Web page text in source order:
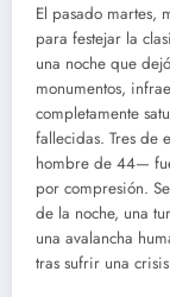
El pasado martes,
para festejar la
una noche que
monumentos,
completamente
fallecidas. Tres de
hombre de 44—
por compresión.
de la noche, una
una avalancha
tras sufrir una